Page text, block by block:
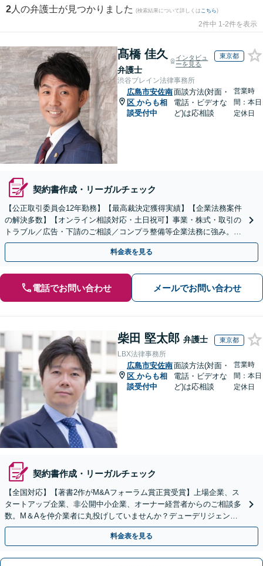
2 人の弁護士が見つかりました (検索結果について詳しくは こちら)
2件中 1-2件を表示
髙橋 佳久
弁護士
インタビュ
ーを見る
東京都
渋谷ブレイン法律事務所
広島市安佐南
区 からも相
談受付中
面談方法(対面・
電話・ビデオな
ど)は応相談
営業時
間：本日
定休日
契約書作成・リーガルチェック
【公正取引委員会12年勤務】【最高裁決定獲得実績】【企業法務案件
の解決多数】【オンライン相談対応・土日祝可】事業・株式・取引の
トラブル／広告・下請のご相談／コンプラ整備等企業法務に強み。株
式の相続／誹謗中傷対策／不動産問題まで幅広く対応！
料金表を見る
電話でお問い合わせ メールでお問い合わせ
柴田 堅太郎 弁護士 東京都
LBX法律事務所
広島市安佐南
区 からも相
談受付中
面談方法(対面・
電話・ビデオな
ど)は応相談
営業時
間：本日
定休日
契約書作成・リーガルチェック
【全国対応】【著書2作がM&Aフォーラム賞正賞受賞】上場企業、ス
タートアップ企業、非公開中小企業、オーナー経営者からのご相談多
数。M＆Aを仲介業者に丸投げしていませんか？デューデリジェンス
や契約書作成・交渉はお任せください【初回無料】
料金表を見る